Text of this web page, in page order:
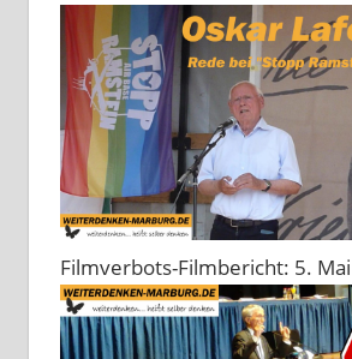
Filmverbots-Filmbericht: 5.